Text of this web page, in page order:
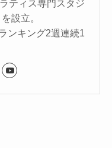
ティス専門スタジ
設立。
ンキング2週連続1